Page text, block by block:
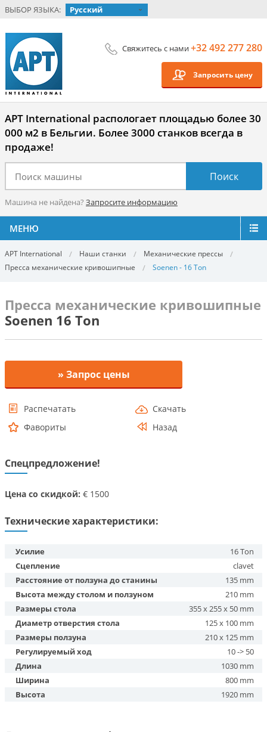
ВЫБОР ЯЗЫКА: Русский
Свяжитесь с нами+32 492 277 280
Запросить цену
APT International распологает площадью более 30
000 м2 в Бельгии. Более 3000 станков всегда в
продаже!
Машина не найдена? Запросите информацию
МЕНЮ
APT International Наши станки
Механические прессы
Пресса механические кривошипные
Soenen - 16 Ton
Пресса механические кривошипные
Soenen 16 Ton
» Запрос цены
Распечатать
Скачать
Фавориты
Назад
Спецпредложение!
Цена со скидкой: € 1500
Технические характеристики:
Усилие
16 Ton
Сцепление
clavet
Расстояние от ползуна до станины
135 mm
Высота между столом и ползуном
210 mm
Размеры стола
355 x 255 x 50 mm
Диаметр отверстия стола
125 x 100 mm
Размеры ползуна
210 x 125 mm
Регулируемый ход
10 -> 50
Длина
1030 mm
Ширина
800 mm
Высота
1920 mm